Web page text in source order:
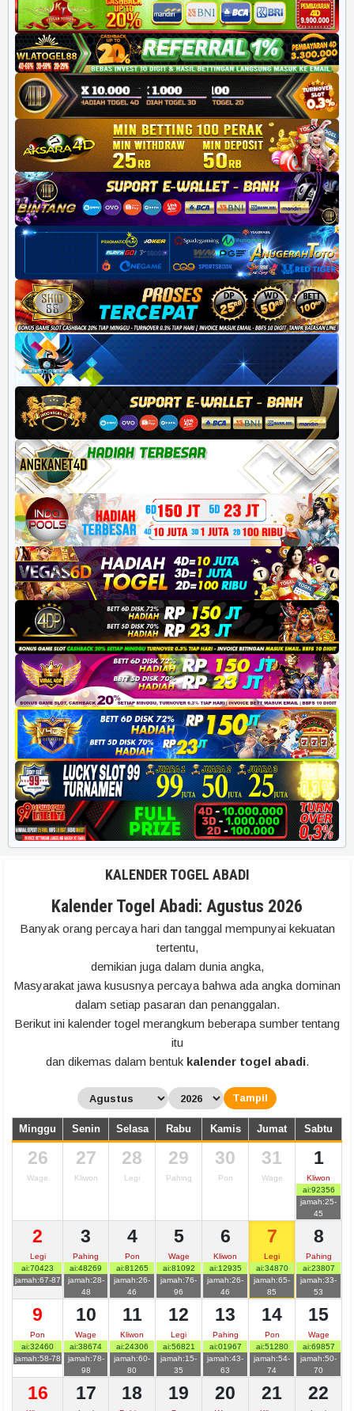
KALENDER TOGEL ABADI
Kalender Togel Abadi: Agustus 2026
Banyak orang percaya hari dan tanggal mempunyai kekuatan
tertentu,
demikian juga dalam dunia angka,
Masyarakat jawa kususnya percaya bahwa ada angka dominan
dalam setiap pasaran dan penanggalan.
Berikut ini kalender togel merangkum beberapa sumber tentang
itu
dan dikemas dalam bentuk kalender togel abadi.
Tampil
Minggu Senin Selasa Rabu Kamis Jumat Sabtu
26
Wage
27
Kliwon
28
Legi
29
Pahing
30
Pon
31
Wage
1
Kliwon
ai:92356
jamah:25-
45
2
Legi
ai:70423
jamah:67-87
3
Pahing
ai:48269
jamah:28-
48
4
Pon
ai:81265
jamah:26-
46
5
Wage
ai:81092
jamah:76-
96
6
Kliwon
ai:12935
jamah:26-
46
7
Legi
ai:34870
jamah:65-
85
8
Pahing
ai:23807
jamah:33-
53
9
Pon
ai:32460
jamah:58-78
10
Wage
ai:38674
jamah:78-
98
11
Kliwon
ai:24306
jamah:60-
80
12
Legi
ai:56821
jamah:15-
35
13
Pahing
ai:01967
jamah:43-
63
14
Pon
ai:51280
jamah:54-
74
15
Wage
ai:69857
jamah:50-
70
16 17 18 19 20 21 22